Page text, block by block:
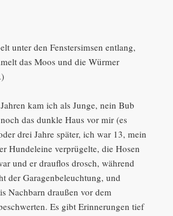
unter den Fenstersimsen entlang,
das Moos und die Würmer
kam ich als Junge, nein Bub
das dunkle Haus vor mir (es
drei Jahre später, ich war 13, mein
Hundeleine verprügelte, die Hosen
und er drauflos drosch, während
der Garagenbeleuchtung, und
Nachbarn draußen vor dem
Es gibt Erinnerungen tief